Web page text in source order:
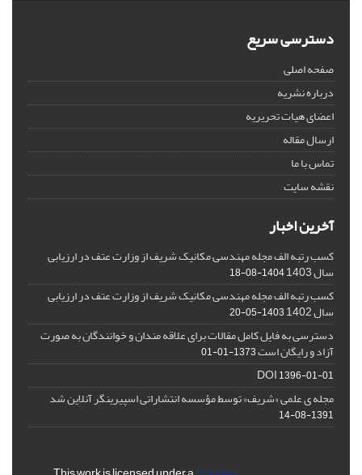
دسترسی سریع
صفحه اصلی
درباره نشریه
اعضای هیات تحریریه
ارسال مقاله
تماس با ما
نقشه سایت
آخرین اخبار
کسب رتبه الف مجله مهندسی مکانیک شریف از وزارت عتف در ارزیابی
سال 1403 1404-08-18
کسب رتبه الف مجله مهندسی مکانیک شریف از وزارت عتف در ارزیابی
سال 1402 1403-05-20
دسترسی به فایل کامل مقالات برای علاقه مندان و خوانندگان به صورت
آزاد و رایگان است1373-01-01
DOI1396-01-01
مجله ی علمی «شریف» توسط مؤسسه انتشاراتی اسپیرینگر آنلاین شد
1391-08-14